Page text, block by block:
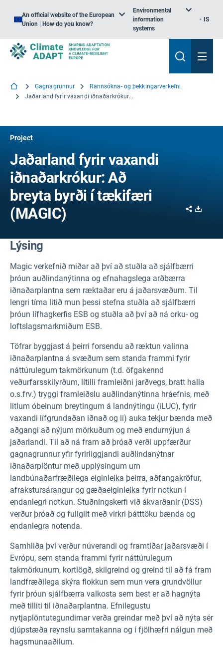
An official website of the European
Union | How do you know?
Environmental
information
systems
IS
Gagnagrunnur
Rannsókna- og þekkingarverkefni
Jaðarland fyrir vaxandi iðnaðarkrókur: Að breyta byrði í tækifæri
Project
Jaðarland fyrir vaxandi
iðnaðarkrókur: Að
breyta byrði í tækifæri
(MAGIC)
Share
Lýsing
Magic verkefnið miðar að því að stuðla að sjálfbærri
þróun auðlindanýtinna og efnahagslega arðbærra
iðnaðarplantna sem ræktaðar eru á jaðarsvæðum. Til
lengri tíma litið mun þessi stefna stuðla að sjálfbærri
þróun lífhagkerfis ESB og stuðla að því að ná orku- og
loftslagsmarkmiðum ESB.
Töfrar byggjast á þeirri forsendu að ræktun valinna
iðnaðarplantna á svæðum sem standa frammi fyrir
náttúrulegum takmörkunum (t.d. öfgakennd
veðurfarsskilyrðum, lítilli framleiðni jarðvegs, bratt halla
o.s.frv.) tryggi framleiðslu auðlindanýtinna hráefnis, með
litlum óbeinum breytingum á landnýtingu (iLUC), fyrir
vaxandi lífgrundaðan iðnað og ii) auka tekjur bænda með
aðgangi að nýjum mörkuðum og með endurnýjun á
jaðarlandi. Til að ná fram að þróað verði uppfærður
gagnagrunnur yfir fyrirliggjandi auðlindanýtnar
iðnaðarplöntur með upplýsingum um
landbúnaðarfræðilega eiginleika þeirra, aðfangakröfur,
afrakstursárangur og gæðaeiginleika fyrir notkun í
endanlegri notkun. Stuðningskerfi við ákvarðanir (DSS)
verður þróað og fullgilt með virkri þátttöku bænda og
endanlegra notenda.
Samhliða því verður núverandi og framtíðar jaðarsvæði í
Evrópu, sem standa frammi fyrir náttúrulegum
takmörkunum, kortlögð, skilgreind og greind til að fá fram
landfræðilega skýra flokkun sem mun vera grundvöllur
fyrir þróun sjálfbærra valkosta sem best er að hagnýta
með tilliti til iðnaðarplantna. Efnilegustu
nytjaplöntutegundirnar verða greindar með því að nýta sér
djúpstæða reynslu samtakanna og í fjölhæfri nálgun með
hagsmunaaðilum.